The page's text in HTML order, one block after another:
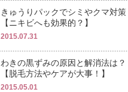
きゅうりパックでシミやクマ対策
【ニキビへも効果的？】
2015.07.31
わきの黒ずみの原因と解消法は？
【脱毛方法やケアが大事！】
2015.05.01